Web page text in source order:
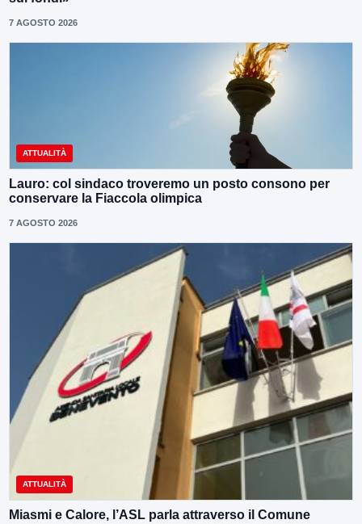
7 AGOSTO 2026
ATTUALITÀ
Lauro: col sindaco troveremo un posto consono per
conservare la Fiaccola olimpica
7 AGOSTO 2026
ATTUALITÀ
Miasmi e Calore, l’ASL parla attraverso il Comune